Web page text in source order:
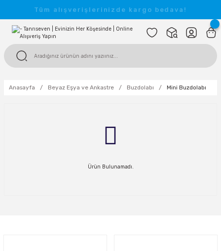
Tüm alışverişlerinizde kargo bedava!
Anasayfa Beyaz Eşya ve Ankastre Buzdolabı Mini Buzdolabı
Ürün Bulunamadı.